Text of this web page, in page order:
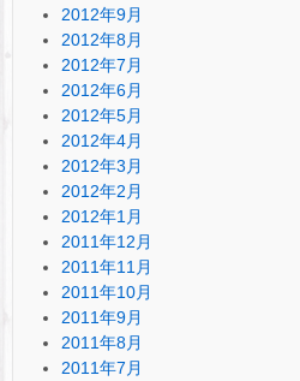
2012年9月
2012年8月
2012年7月
2012年6月
2012年5月
2012年4月
2012年3月
2012年2月
2012年1月
2011年12月
2011年11月
2011年10月
2011年9月
2011年8月
2011年7月